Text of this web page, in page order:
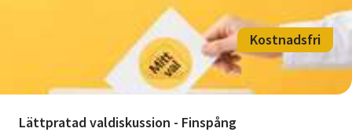
Lättpratad valdiskussion - Finspång
Kostnadsfri